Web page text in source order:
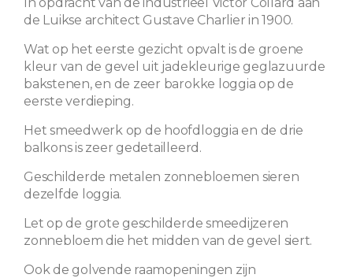
de Luikse architect Gustave Charlier in 1900.
Wat op het eerste gezicht opvalt is de groene
kleur van de gevel uit jadekleurige geglazuurde
bakstenen, en de zeer barokke loggia op de
eerste verdieping.
Het smeedwerk op de hoofdloggia en de drie
balkons is zeer gedetailleerd.
Geschilderde metalen zonnebloemen sieren
dezelfde loggia.
Let op de grote geschilderde smeedijzeren
zonnebloem die het midden van de gevel siert.
Ook de golvende raamopeningen zijn